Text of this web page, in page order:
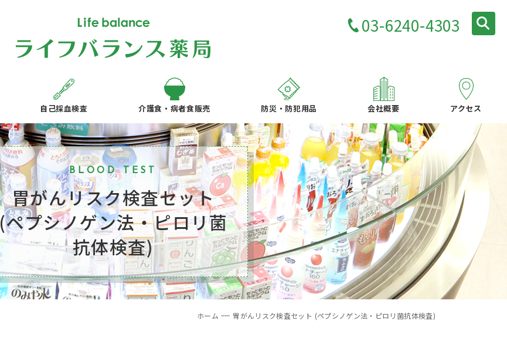
03-6240-4303
自己採血検査 介護食・病者食販売 防災・防犯用品 会社概要 アクセス
BLOOD TEST
胃がんリスク検査セット
(ペプシノゲン法・ピロリ菌
抗体検査)
ホーム 胃がんリスク検査セット (ペプシノゲン法・ピロリ菌抗体検査)